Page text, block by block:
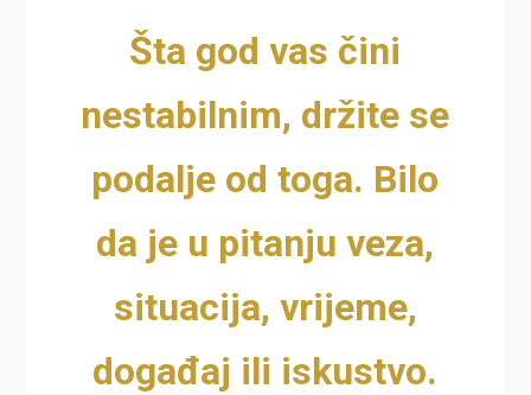
Šta god vas čini
nestabilnim, držite se
podalje od toga. Bilo
da je u pitanju veza,
situacija, vrijeme,
događaj ili iskustvo.